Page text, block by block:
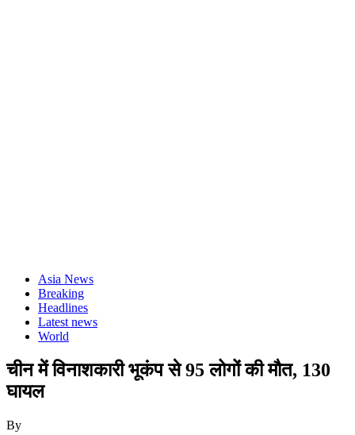
Asia News
Breaking
Headlines
Latest news
World
चीन में विनाशकारी भूकंप से 95 लोगों की मौत, 130
घायल
By